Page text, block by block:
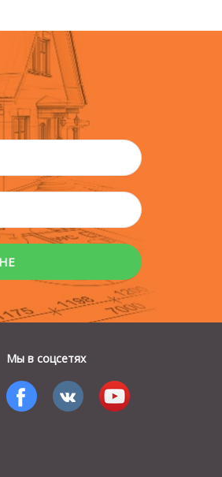
Мы в соцсетях